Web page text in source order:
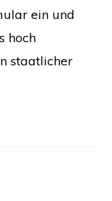
ein und
hoch
staatlicher